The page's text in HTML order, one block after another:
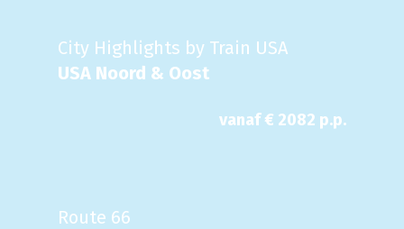
City Highlights by Train USA
USA Noord & Oost
vanaf € 2082 p.p.
Route 66